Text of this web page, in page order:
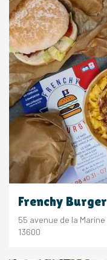
Frenchy Burger
55 avenue de la Marine
13600